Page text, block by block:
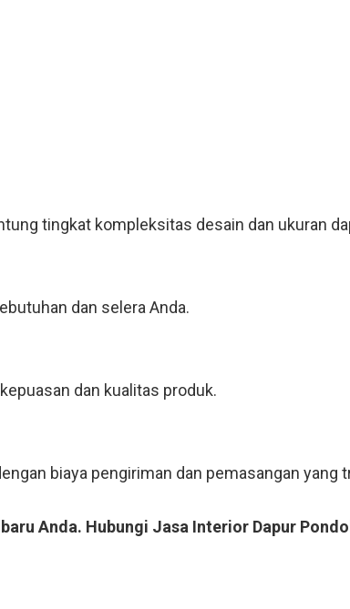
tingkat kompleksitas desain dan ukuran
dan selera Anda.
dan kualitas produk.
biaya pengiriman dan pemasangan yang
Anda. Hubungi Jasa Interior Dapur